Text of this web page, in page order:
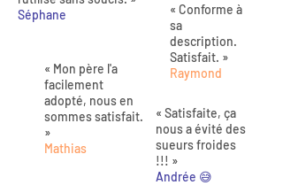
Séphane
« Mon père l'a
facilement
adopté, nous en
sommes satisfait.
»
Mathias
« Conforme à
sa
description.
Satisfait. »
Raymond
« Satisfaite, ça
nous a évité des
sueurs froides
!!! »
Andrée 😅